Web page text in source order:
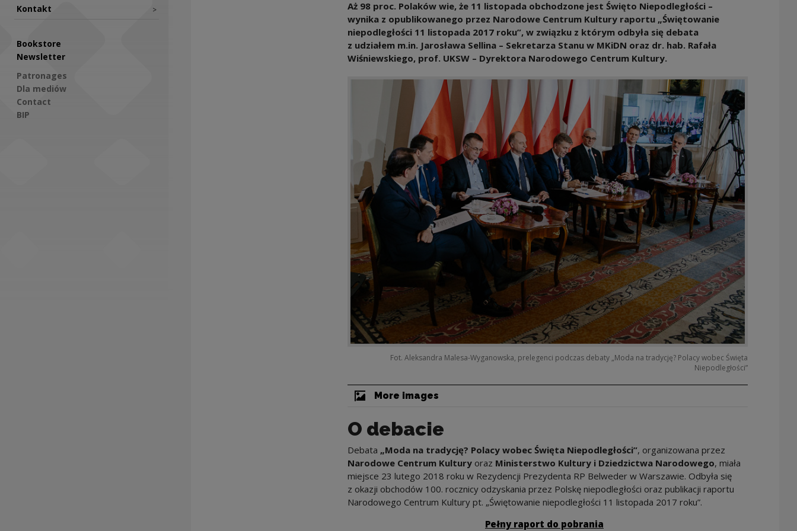
Kontakt >
Bookstore
Newsletter
Patronages
Dla mediów
Contact
BIP
Aż 98 proc. Polaków wie, że 11 listopada obchodzone jest Święto Niepodległości –
wynika z opublikowanego przez Narodowe Centrum Kultury raportu „Świętowanie
niepodległości 11 listopada 2017 roku”, w związku z którym odbyła się debata
z udziałem m.in. Jarosława Sellina – Sekretarza Stanu w MKiDN oraz dr. hab. Rafała
Wiśniewskiego, prof. UKSW – Dyrektora Narodowego Centrum Kultury.
Fot. Aleksandra Malesa-Wyganowska, prelegenci podczas debaty „Moda na tradycję? Polacy wobec Święta
Niepodległości”
More images
O debacie
Debata „Moda na tradycję? Polacy wobec Święta Niepodległości”, organizowana przez
Narodowe Centrum Kulturyoraz Ministerstwo Kultury i Dziedzictwa Narodowego, miała
miejsce 23 lutego 2018 roku w Rezydencji Prezydenta RP Belweder w Warszawie. Odbyła się
z okazji obchodów 100. rocznicy odzyskania przez Polskę niepodległości oraz publikacji raportu
Narodowego Centrum Kultury pt. „Świętowanie niepodległości 11 listopada 2017 roku”.
Pełny raport do pobrania